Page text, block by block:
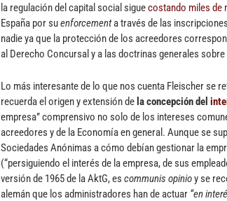
la regulación del capital social siguecostando miles de
España por suenforcementa través de las
nadie ya que la protección de los acreedores
al Derecho Concursal y a las doctrinas generales
Lo más interesante de lo que nos cuenta Fleischer se
recuerda el origen y extensión de la concepción del
empresa” comprensivo no solo de los intereses
acreedores y de la Economía en general. Aunque se
Sociedades Anónimas a cómo debían gestionar la
(“persiguiendo el interés de la empresa, de sus
versión de 1965 de la AktG, es communis opinioy se
alemán que los administradores han de actuar “en